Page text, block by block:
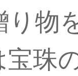
物
珠